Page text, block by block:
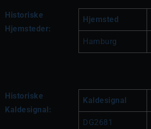
Historiske
Hjemsteder:
Hjemsted
Hamburg
Historiske
Kaldesignal:
Kaldesignal
DG2681